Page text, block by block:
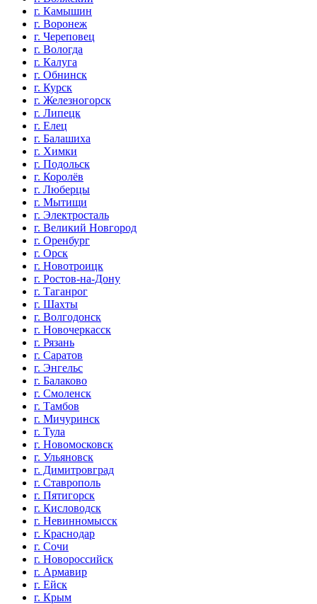
г. Камышин
г. Воронеж
г. Череповец
г. Вологда
г. Калуга
г. Обнинск
г. Курск
г. Железногорск
г. Липецк
г. Елец
г. Балашиха
г. Химки
г. Подольск
г. Королёв
г. Люберцы
г. Мытищи
г. Электросталь
г. Великий Новгород
г. Оренбург
г. Орск
г. Новотроицк
г. Ростов-на-Дону
г. Таганрог
г. Шахты
г. Волгодонск
г. Новочеркасск
г. Рязань
г. Саратов
г. Энгельс
г. Балаково
г. Смоленск
г. Тамбов
г. Мичуринск
г. Тула
г. Новомосковск
г. Ульяновск
г. Димитровград
г. Ставрополь
г. Пятигорск
г. Кисловодск
г. Невинномысск
г. Краснодар
г. Сочи
г. Новороссийск
г. Армавир
г. Ейск
г. Крым